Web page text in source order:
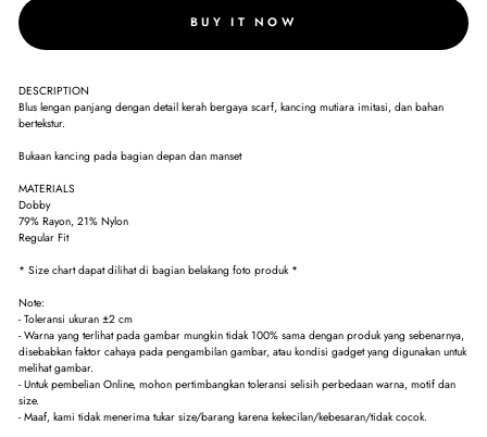
BUY IT NOW
DESCRIPTION
Blus lengan panjang dengan detail kerah bergaya scarf, kancing mutiara imitasi, dan bahan
bertekstur.
Bukaan kancing pada bagian depan dan manset
MATERIALS
Dobby
79% Rayon, 21% Nylon
Regular Fit
* Size chart dapat dilihat di bagian belakang foto produk *
Note:
- Toleransi ukuran ±2 cm
- Warna yang terlihat pada gambar mungkin tidak 100% sama dengan produk yang sebenarnya,
disebabkan faktor cahaya pada pengambilan gambar, atau kondisi gadget yang digunakan untuk
melihat gambar.
- Untuk pembelian Online, mohon pertimbangkan toleransi selisih perbedaan warna, motif dan
size.
- Maaf, kami tidak menerima tukar size/barang karena kekecilan/kebesaran/tidak cocok.